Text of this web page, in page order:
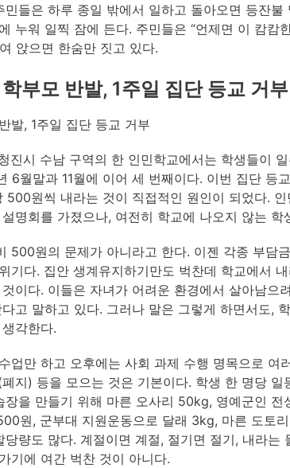
들은 하루 종일 밖에서 일하고 돌아오면 등잔불
누워 일찍 잠에 든다. 주민들은 “언제면 이 캄캄
앉으면 한숨만 짓고 있다.
부모 반발, 1주일 집단 등교 거부
발, 1주일 집단 등교 거부
진시 수남 구역의 한 인민학교에서는 학생들이
6월말과 11월에 이어 세 번째이다. 이번 집단 등
500원씩 내라는 것이 직접적인 원인이 되었다.
명회를 가졌으나, 여전히 학교에 나오지 않는 학
500원의 문제가 아니라고 한다. 이젠 각종 부담
기다. 집안 생계유지하기만도 벅찬데 학교에서
이다. 이들은 자녀가 어려운 환경에서 살아남으
고 말하고 있다. 그러나 말은 그렇게 하면서도,
각한다.
업만 하고 오후에는 사회 과제 수행 명목으로 여
지) 등을 모으는 것은 기본이다. 학생 한 명당
장을 만들기 위해 마른 오사리 50kg, 영예군인
원, 군부대 지원운동으로 달래 3kg, 마른 도토
량도 많다. 계절이면 계절, 절기면 절기, 내라는
기에 여간 벅찬 것이 아니다.